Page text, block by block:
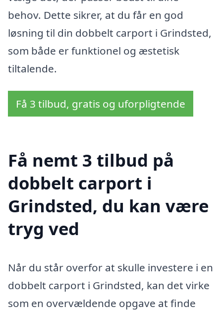
behov. Dette sikrer, at du får en god
løsning til din dobbelt carport i Grindsted,
som både er funktionel og æstetisk
tiltalende.
Få 3 tilbud, gratis og uforpligtende
Få nemt 3 tilbud på
dobbelt carport i
Grindsted, du kan være
tryg ved
Når du står overfor at skulle investere i en
dobbelt carport i Grindsted, kan det virke
som en overvældende opgave at finde